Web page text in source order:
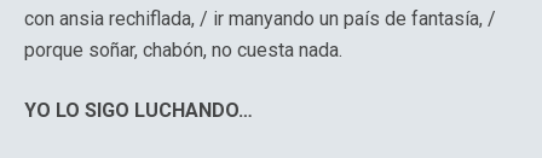
con ansia rechiflada, / ir manyando un país de fantasía, /
porque soñar, chabón, no cuesta nada.
YO LO SIGO LUCHANDO…